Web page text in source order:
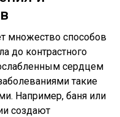
множество способов
до контрастного
сердцем
такие
Например, баня или
создают